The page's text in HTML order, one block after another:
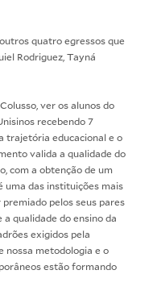
quatro egressos que
Rodriguez, Tayná
ver os alunos do
recebendo 7
trajetória educacional e o
valida a qualidade do
com a obtenção de um
uma das instituições mais
pelos seus pares
qualidade do ensino da
exigidos pela
nossa metodologia e o
estão formando